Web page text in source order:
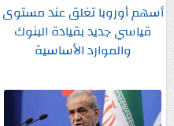
أسهم أوروبا تغلق عند مستوى
قياسي جديد بقيادة البنوك
والموارد الأساسية